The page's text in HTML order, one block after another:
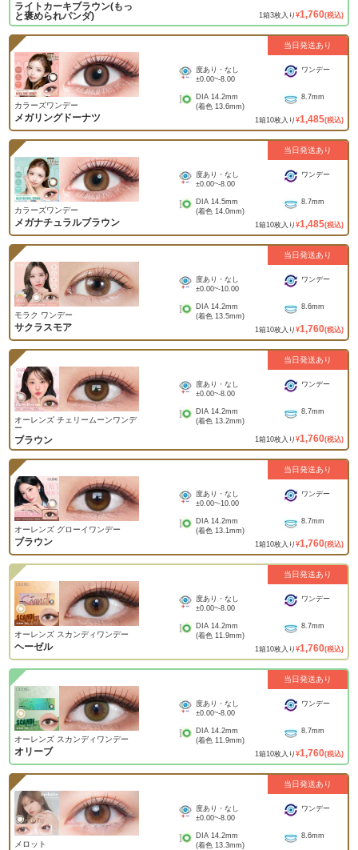
ライトカーキブラウン(もっ
と褒められパンダ)
1箱3枚入り ¥1,760(税込)
当日発送あり
カラーズワンデー
メガリングドーナツ
度あり・なし
±0.00~-8.00
ワンデー
DIA 14.2mm
(着色 13.6mm)
8.7mm
1箱10枚入り ¥1,485(税込)
当日発送あり
カラーズワンデー
メガナチュラルブラウン
度あり・なし
±0.00~-8.00
ワンデー
DIA 14.5mm
(着色 14.0mm)
8.7mm
1箱10枚入り ¥1,485(税込)
当日発送あり
モラク ワンデー
サクラスモア
度あり・なし
±0.00~-10.00
ワンデー
DIA 14.2mm
(着色 13.5mm)
8.6mm
1箱10枚入り ¥1,760(税込)
当日発送あり
オーレンズ チェリームーンワンデ
ー
ブラウン
度あり・なし
±0.00~-8.00
ワンデー
DIA 14.2mm
(着色 13.2mm)
8.7mm
1箱10枚入り ¥1,760(税込)
当日発送あり
オーレンズ グローイワンデー
ブラウン
度あり・なし
±0.00~-10.00
ワンデー
DIA 14.2mm
(着色 13.1mm)
8.7mm
1箱10枚入り ¥1,760(税込)
当日発送あり
オーレンズ スカンディワンデー
ヘーゼル
度あり・なし
±0.00~-8.00
ワンデー
DIA 14.2mm
(着色 11.9mm)
8.7mm
1箱10枚入り ¥1,760(税込)
当日発送あり
オーレンズ スカンディワンデー
オリーブ
度あり・なし
±0.00~-8.00
ワンデー
DIA 14.2mm
(着色 11.9mm)
8.7mm
1箱10枚入り ¥1,760(税込)
当日発送あり
メロット
度あり・なし
±0.00~-8.00
ワンデー
DIA 14.2mm
(着色 13.3mm)
8.6mm